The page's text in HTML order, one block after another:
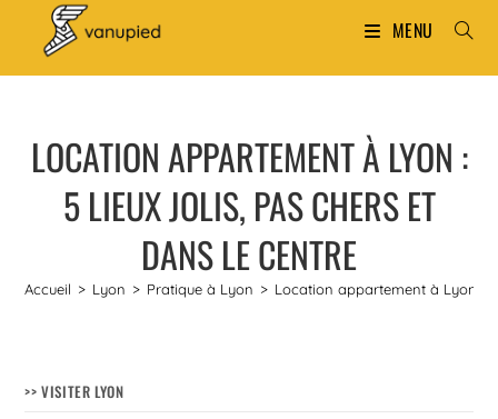
MENU
LOCATION APPARTEMENT À LYON :
5 LIEUX JOLIS, PAS CHERS ET
DANS LE CENTRE
Accueil > Lyon > Pratique à Lyon > Location appartement à Lyon :
>> VISITER LYON